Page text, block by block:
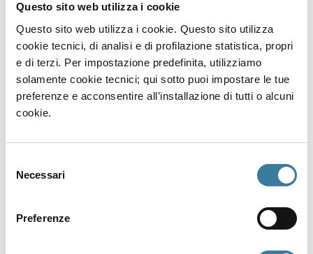
Questo sito web utilizza i cookie
Questo sito web utilizza i cookie. Questo sito utilizza
cookie tecnici, di analisi e di profilazione statistica, propri
e di terzi. Per impostazione predefinita, utilizziamo
solamente cookie tecnici; qui sotto puoi impostare le tue
preferenze e acconsentire all’installazione di tutti o alcuni
cookie.
delNecessari
Preferenze
recouvertes de maquis méditerranéen
(câpriers, arbustes), sans dénivelé
significatif. Il est recommandé de porter des
chaussures de randonnée légères et une
protection solaire, car il n’y a pas de zones
d’ombre naturelles.
Explorer d'autres lieux Contrade